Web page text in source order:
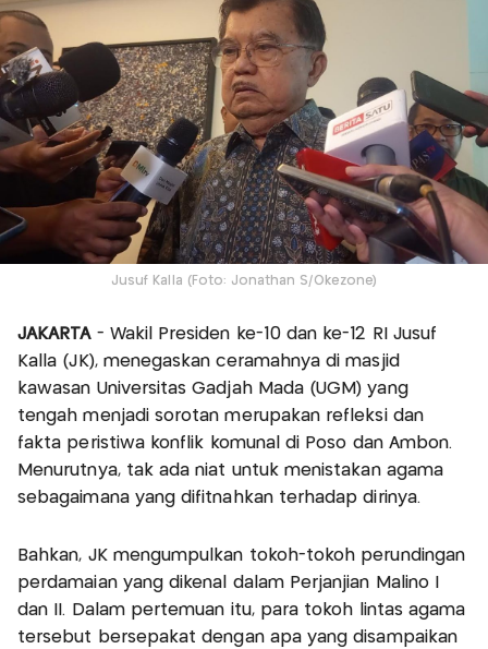
Jusuf Kalla (Foto: Jonathan S/Okezone)
JAKARTA - Wakil Presiden ke-10 dan ke-12 RI Jusuf
Kalla (JK), menegaskan ceramahnya di masjid
kawasan Universitas Gadjah Mada (UGM) yang
tengah menjadi sorotan merupakan refleksi dan
fakta peristiwa konflik komunal di Poso dan Ambon.
Menurutnya, tak ada niat untuk menistakan agama
sebagaimana yang difitnahkan terhadap dirinya.
Bahkan, JK mengumpulkan tokoh-tokoh perundingan
perdamaian yang dikenal dalam Perjanjian Malino I
dan II. Dalam pertemuan itu, para tokoh lintas agama
tersebut bersepakat dengan apa yang disampaikan